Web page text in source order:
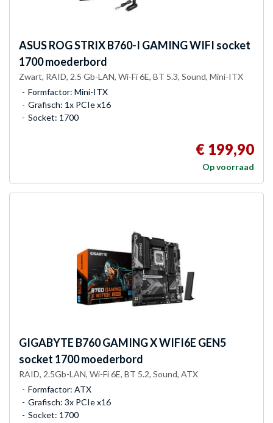
ASUSROG STRIX B760-I GAMING WIFI socket
1700 moederbord
Zwart, RAID, 2.5 Gb-LAN, Wi-Fi 6E, BT 5.3, Sound, Mini-ITX
Formfactor: Mini-ITX
Grafisch: 1x PCIe x16
Socket: 1700
€ 199,90
Op voorraad
GIGABYTE B760 GAMING X WIFI6E GEN5
socket 1700 moederbord
RAID, 2.5Gb-LAN, Wi-Fi 6E, BT 5.2, Sound, ATX
Formfactor: ATX
Grafisch: 3x PCIe x16
Socket: 1700